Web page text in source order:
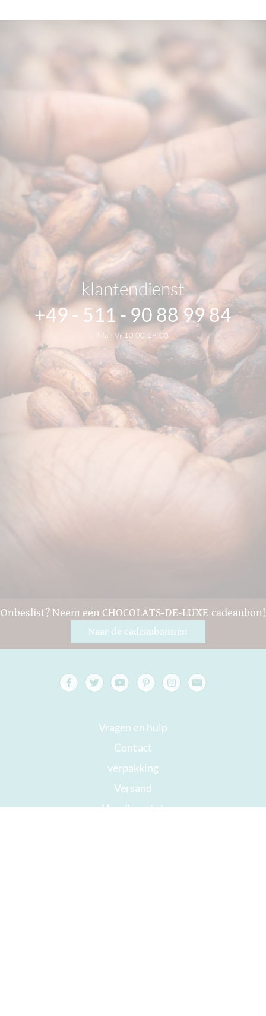
klantendienst
+49 - 511 - 90 88 99 84
Ma - Vr 10.00-18.00
Onbeslist? Neem een CHOCOLATS-DE-LUXE cadeaubon!
Naar de cadeaubonnen
Vragen en hulp
Contact
verpakking
Versand
Houdbaar tot